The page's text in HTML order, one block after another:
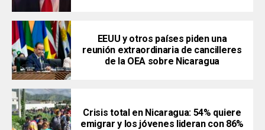
EEUU y otros países piden una
reunión extraordinaria de cancilleres
de la OEA sobre Nicaragua
Crisis total en Nicaragua: 54% quiere
emigrar y los jóvenes lideran con 86%